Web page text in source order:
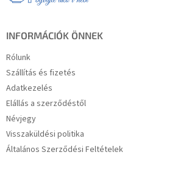
INFORMÁCIÓK ÖNNEK
Rólunk
Szállítás és fizetés
Adatkezelés
Elállás a szerződéstől
Névjegy
Visszaküldési politika
Általános Szerződési Feltételek